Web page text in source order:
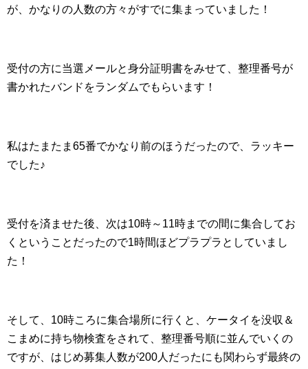
が、かなりの人数の方々がすでに集まっていました！
受付の方に当選メールと身分証明書をみせて、整理番号が
書かれたバンドをランダムでもらいます！
私はたまたま65番でかなり前のほうだったので、ラッキー
でした♪
受付を済ませた後、次は10時～11時までの間に集合してお
くということだったので1時間ほどプラプラとしていまし
た！
そして、10時ころに集合場所に行くと、ケータイを没収＆
こまめに持ち物検査をされて、整理番号順に並んでいくの
ですが、はじめ募集人数が200人だったにも関わらず最終の